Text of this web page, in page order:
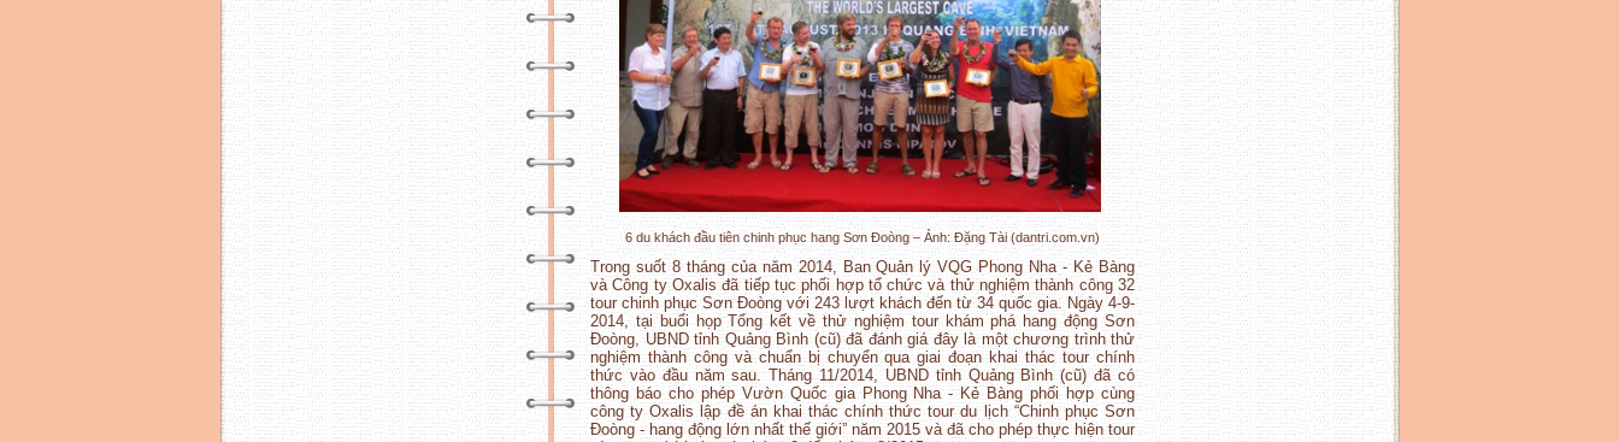
6 du khách đầu tiên chinh phục hang Sơn Đoòng – Ảnh: Đặng Tài (dantri.com.vn)
Trong suốt 8 tháng của năm 2014, Ban Quản lý VQG Phong Nha - Kẻ Bàng
và Công ty Oxalis đã tiếp tục phối hợp tổ chức và thử nghiệm thành công 32
tour chinh phục Sơn Đoòng với 243 lượt khách đến từ 34 quốc gia. Ngày 4-9-
2014, tại buổi họp Tổng kết về thử nghiệm tour khám phá hang động Sơn
Đoòng, UBND tỉnh Quảng Bình (cũ) đã đánh giá đây là một chương trình thử
nghiệm thành công và chuẩn bị chuyển qua giai đoạn khai thác tour chính
thức vào đầu năm sau. Tháng 11/2014, UBND tỉnh Quảng Bình (cũ) đã có
thông báo cho phép Vườn Quốc gia Phong Nha - Kẻ Bàng phối hợp cùng
công ty Oxalis lập đề án khai thác chính thức tour du lịch “Chinh phục Sơn
Đoòng - hang động lớn nhất thế giới” năm 2015 và đã cho phép thực hiện tour